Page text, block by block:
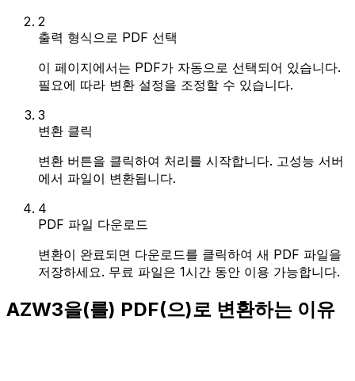
2
출력 형식으로 PDF 선택
이 페이지에서는 PDF가 자동으로 선택되어 있습니다.
필요에 따라 변환 설정을 조정할 수 있습니다.
3
변환 클릭
변환 버튼을 클릭하여 처리를 시작합니다. 고성능 서버
에서 파일이 변환됩니다.
4
PDF 파일 다운로드
변환이 완료되면 다운로드를 클릭하여 새 PDF 파일을
저장하세요. 무료 파일은 1시간 동안 이용 가능합니다.
AZW3을(를) PDF(으)로 변환하는 이유